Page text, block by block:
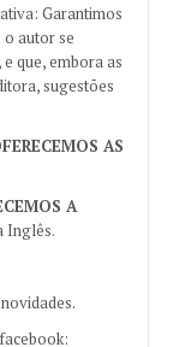
Garantimos
autor se
que, embora as
sugestões
AS
A
Inglês.